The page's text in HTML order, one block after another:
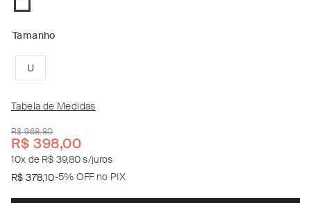
Tamanho
U
Tabela de Medidas
R$ 968,80
R$ 398,00
10x de R$ 39,80 s/juros
R$ 378,10-5% OFF no PIX